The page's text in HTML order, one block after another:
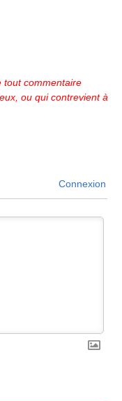
tout commentaire
ou qui contrevient à
Connexion